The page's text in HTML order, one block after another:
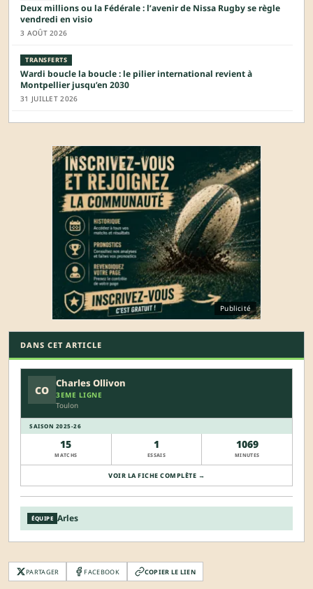
Deux millions ou la Fédérale : l’avenir de Nissa Rugby se règle
vendredi en visio
3 AOÛT 2026
TRANSFERTS
Wardi boucle la boucle : le pilier international revient à
Montpellier jusqu’en 2030
31 JUILLET 2026
Publicité
DANS CET ARTICLE
CO
Charles Ollivon
3EME LIGNE
Toulon
SAISON 2025-26
15
MATCHS
1
ESSAIS
1069
MINUTES
VOIR LA FICHE COMPLÈTE →
ÉQUIPE Arles
PARTAGER FACEBOOK COPIER LE LIEN